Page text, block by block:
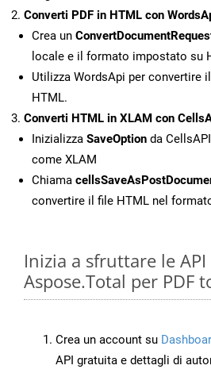
Converti PDF in HTML con
Crea un
locale e il formato impostato su
Utilizza WordsApi per convertire
HTML.
Converti HTML in XLAM con
Inizializza SaveOption da
come XLAM
Chiama
convertire il file HTML nel
Inizia a sfruttare le API
Aspose.Total per PDF
Crea un account su
API gratuita e dettagli di